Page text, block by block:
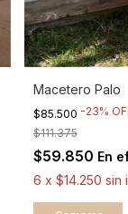
Macetero Palo
$85.500 -23%
$111.375
$59.850 En
6 x $14.250 sin